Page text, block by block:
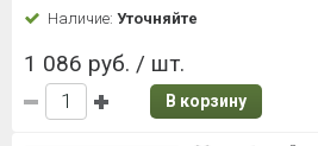
Наличие: Уточняйте
1 086 руб. / шт.
В корзину